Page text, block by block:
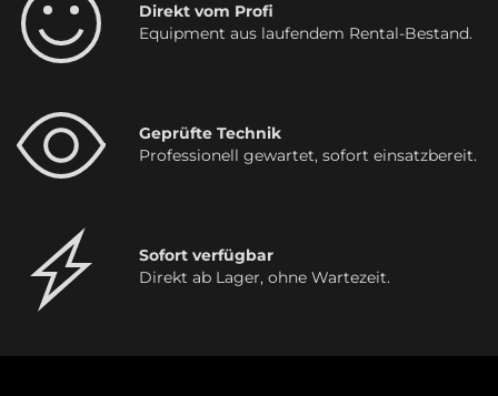
Direkt vom Profi
Equipment aus laufendem Rental-Bestand.
Geprüfte Technik
Professionell gewartet, sofort einsatzbereit.
Sofort verfügbar
Direkt ab Lager, ohne Wartezeit.